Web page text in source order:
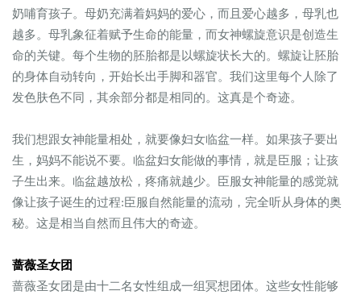
奶哺育孩子。母奶充满着妈妈的爱心，而且爱心越多，母乳也
越多。母乳象征着赋予生命的能量，而女神螺旋意识是创造生
命的关键。每个生物的胚胎都是以螺旋状长大的。螺旋让胚胎
的身体自动转向，开始长出手脚和器官。我们这里每个人除了
发色肤色不同，其余部分都是相同的。这真是个奇迹。
我们想跟女神能量相处，就要像妇女临盆一样。如果孩子要出
生，妈妈不能说不要。临盆妇女能做的事情，就是臣服；让孩
子生出来。临盆越放松，疼痛就越少。臣服女神能量的感觉就
像让孩子诞生的过程:臣服自然能量的流动，完全听从身体的奥
秘。这是相当自然而且伟大的奇迹。
蔷薇圣女团
蔷薇圣女团是由十二名女性组成一组冥想团体。这些女性能够